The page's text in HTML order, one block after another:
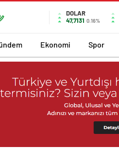
DOLAR
47,7131 0.16%
Ekonomi Spor